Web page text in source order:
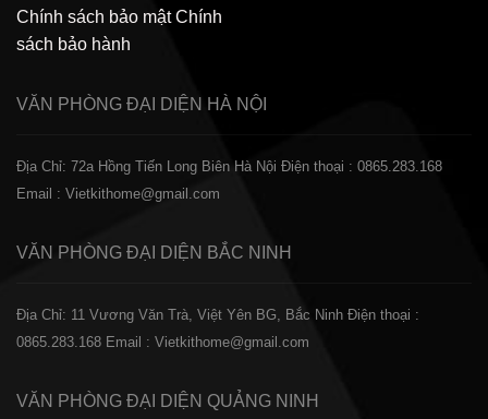
Chính sách bảo mật Chính
sách bảo hành
VĂN PHÒNG ĐẠI DIỆN HÀ NỘI
Địa Chỉ: 72a Hồng Tiến Long Biên Hà Nội Điện thoại : 0865.283.168
Email : Vietkithome@gmail.com
VĂN PHÒNG ĐẠI DIỆN BẮC NINH
Địa Chỉ: 11 Vương Văn Trà, Việt Yên BG, Bắc Ninh Điện thoại :
0865.283.168 Email : Vietkithome@gmail.com
VĂN PHÒNG ĐẠI DIỆN QUẢNG NINH